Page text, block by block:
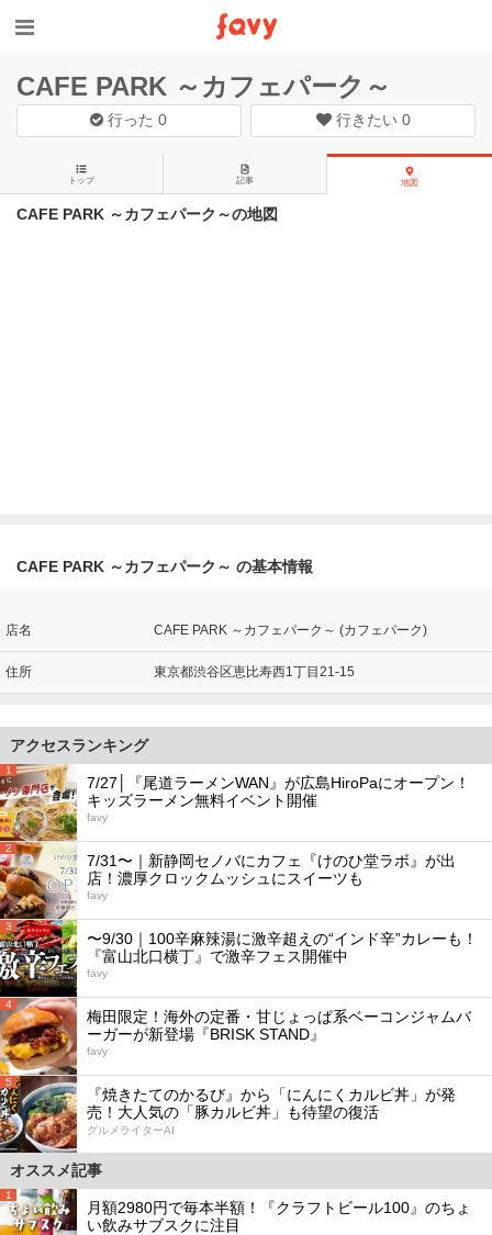
CAFE PARK ～カフェパーク～
行った0 行きたい 0
トップ 記事 地図
CAFE PARK ～カフェパーク～の地図
CAFE PARK ～カフェパーク～ の基本情報
店名 CAFE PARK ～カフェパーク～ (カフェパーク)
住所 東京都渋谷区恵比寿西1丁目21-15
アクセスランキング
1
7/27│『尾道ラーメンWAN』が広島HiroPaにオープン！
キッズラーメン無料イベント開催
favy
2
7/31〜｜新静岡セノバにカフェ『けのひ堂ラボ』が出
店！濃厚クロックムッシュにスイーツも
favy
3
〜9/30｜100辛麻辣湯に激辛超えの“インド辛”カレーも！
『富山北口横丁』で激辛フェス開催中
favy
4
梅田限定！海外の定番・甘じょっぱ系ベーコンジャムバ
ーガーが新登場『BRISK STAND』
favy
5
『焼きたてのかるび』から「にんにくカルビ丼」が発
売！大人気の「豚カルビ丼」も待望の復活
グルメライターAI
オススメ記事
1
月額2980円で毎本半額！『クラフトビール100』のちょ
い飲みサブスクに注目